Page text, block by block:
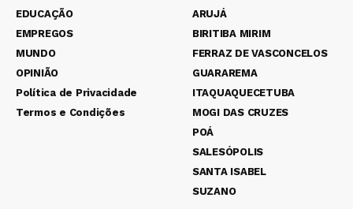
EDUCAÇÃO
EMPREGOS
MUNDO
OPINIÃO
Política de Privacidade
Termos e Condições
ARUJÁ
BIRITIBA MIRIM
FERRAZ DE VASCONCELOS
GUARAREMA
ITAQUAQUECETUBA
MOGI DAS CRUZES
POÁ
SALESÓPOLIS
SANTA ISABEL
SUZANO